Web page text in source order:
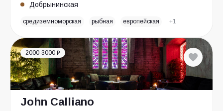
Добрынинская
средиземноморская рыбная европейская +1
2000-3000 ₽
John Calliano